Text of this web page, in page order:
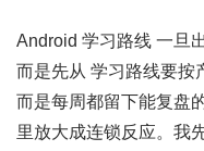
Android 学习路线 一旦
而是先从 学习路线要按
而是每周都留下能复盘
里放大成连锁反应。我